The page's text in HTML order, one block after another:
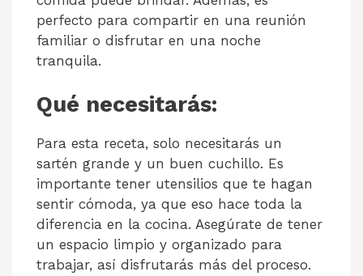
perfecto para compartir en una reunión
familiar o disfrutar en una noche
tranquila.
Qué necesitarás:
Para esta receta, solo necesitarás un
sartén grande y un buen cuchillo. Es
importante tener utensilios que te hagan
sentir cómoda, ya que eso hace toda la
diferencia en la cocina. Asegúrate de tener
un espacio limpio y organizado para
trabajar, así disfrutarás más del proceso.